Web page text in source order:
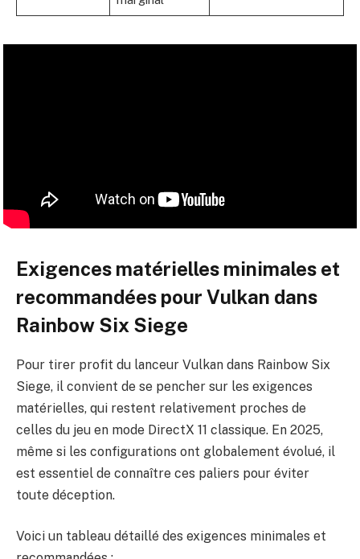
Exigences matérielles minimales et
recommandées pour Vulkan dans
Rainbow Six Siege
Pour tirer profit du lanceur Vulkan dans Rainbow Six
Siege, il convient de se pencher sur les exigences
matérielles, qui restent relativement proches de
celles du jeu en mode DirectX 11 classique. En 2025,
même si les configurations ont globalement évolué, il
est essentiel de connaître ces paliers pour éviter
toute déception.
Voici un tableau détaillé des exigences minimales et